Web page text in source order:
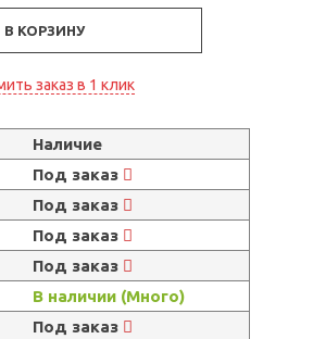
В КОРЗИНУ
заказ в 1 клик
Наличие
Под заказ
Под заказ
Под заказ
Под заказ
В наличии (Много)
Под заказ